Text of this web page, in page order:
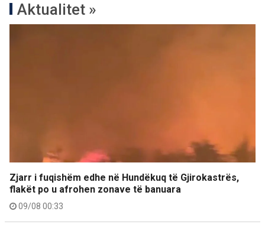
Aktualitet »
Zjarr i fuqishëm edhe në Hundëkuq të Gjirokastrës,
flakët po u afrohen zonave të banuara
09/08 00:33